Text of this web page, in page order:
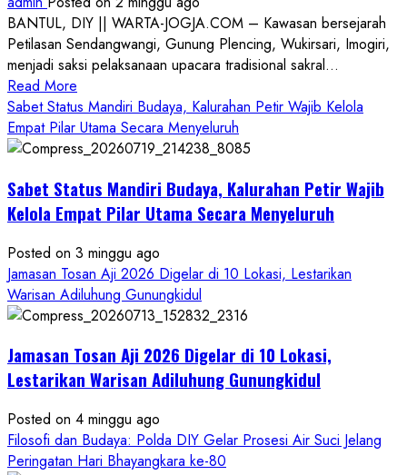
BANTUL, DIY || WARTA-JOGJA.COM – Kawasan bersejarah
Petilasan Sendangwangi, Gunung Plencing, Wukirsari, Imogiri,
menjadi saksi pelaksanaan upacara tradisional sakral...
Read More
more
about
Dihadiri
Nasional,
Ruwatan
Petilasan
Sendangwangi
Mohon
Restu
Hayuning
Bawono
Sabet Status Mandiri Budaya, Kalurahan Petir Wajib Kelola
Empat Pilar Utama Secara Menyeluruh
Sabet Status Mandiri Budaya, Kalurahan Petir Wajib
Kelola Empat Pilar Utama Secara Menyeluruh
Posted on 3 minggu ago
Jamasan Tosan Aji 2026 Digelar di 10 Lokasi, Lestarikan
Warisan Adiluhung Gunungkidul
Jamasan Tosan Aji 2026 Digelar di 10 Lokasi,
Lestarikan Warisan Adiluhung Gunungkidul
Posted on 4 minggu ago
Filosofi dan Budaya: Polda DIY Gelar Prosesi Air Suci Jelang
Peringatan Hari Bhayangkara ke-80